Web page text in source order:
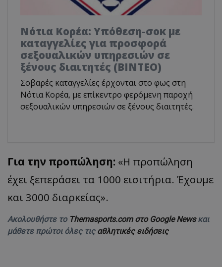
Νότια Κορέα: Υπόθεση-σοκ με
καταγγελίες για προσφορά
σεξουαλικών υπηρεσιών σε
ξένους διαιτητές (BINTEO)
Σοβαρές καταγγελίες έρχονται στο φως στη
Νότια Κορέα, με επίκεντρο φερόμενη παροχή
σεξουαλικών υπηρεσιών σε ξένους διαιτητές.
Για την προπώληση: «Η προπώληση
έχει ξεπεράσει τα 1000 εισιτήρια. Έχουμε
και 3000 διαρκείας».
Ακολουθήστε το Themasports.com στο Google Newsκαι
μάθετε πρώτοι όλες τις αθλητικές ειδήσεις